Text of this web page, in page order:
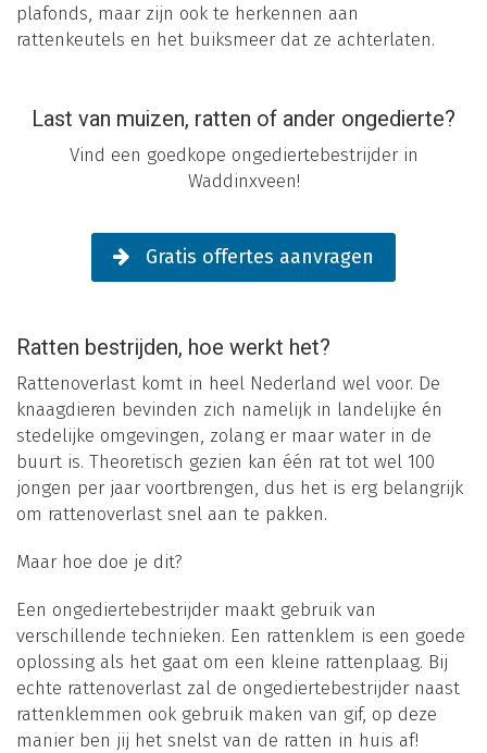
plafonds, maar zijn ook te herkennen aan
rattenkeutels en het buiksmeer dat ze achterlaten.
Last van muizen, ratten of ander ongedierte?
Vind een goedkope ongediertebestrijder in
Waddinxveen!
Gratis offertes aanvragen
Ratten bestrijden, hoe werkt het?
Rattenoverlast komt in heel Nederland wel voor. De
knaagdieren bevinden zich namelijk in landelijke én
stedelijke omgevingen, zolang er maar water in de
buurt is. Theoretisch gezien kan één rat tot wel 100
jongen per jaar voortbrengen, dus het is erg belangrijk
om rattenoverlast snel aan te pakken.
Maar hoe doe je dit?
Een ongediertebestrijder maakt gebruik van
verschillende technieken. Een rattenklem is een goede
oplossing als het gaat om een kleine rattenplaag. Bij
echte rattenoverlast zal de ongediertebestrijder naast
rattenklemmen ook gebruik maken van gif, op deze
manier ben jij het snelst van de ratten in huis af!